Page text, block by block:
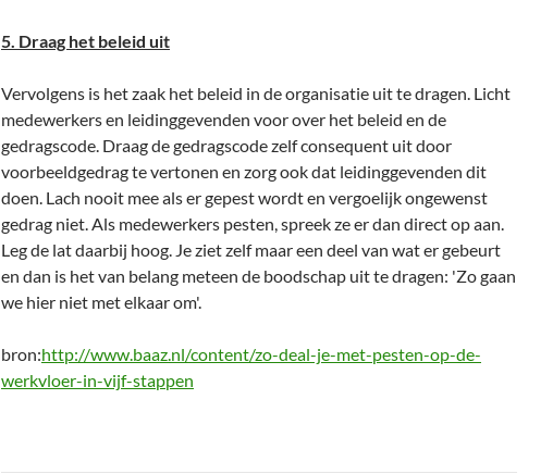
5. Draag het beleid uit
Vervolgens is het zaak het beleid in de organisatie uit te dragen. Licht
medewerkers en leidinggevenden voor over het beleid en de
gedragscode. Draag de gedragscode zelf consequent uit door
voorbeeldgedrag te vertonen en zorg ook dat leidinggevenden dit
doen. Lach nooit mee als er gepest wordt en vergoelijk ongewenst
gedrag niet. Als medewerkers pesten, spreek ze er dan direct op aan.
Leg de lat daarbij hoog. Je ziet zelf maar een deel van wat er gebeurt
en dan is het van belang meteen de boodschap uit te dragen: 'Zo gaan
we hier niet met elkaar om'.
bron:http://www.baaz.nl/content/zo-deal-je-met-pesten-op-de-
werkvloer-in-vijf-stappen